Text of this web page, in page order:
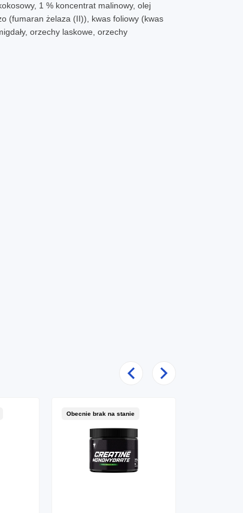
1 % koncentrat malinowy, olej
(fumaran żelaza (II)), kwas foliowy (kwas
orzechy laskowe, orzechy
PoprzedniNastępny
Obecnie brak na stanie